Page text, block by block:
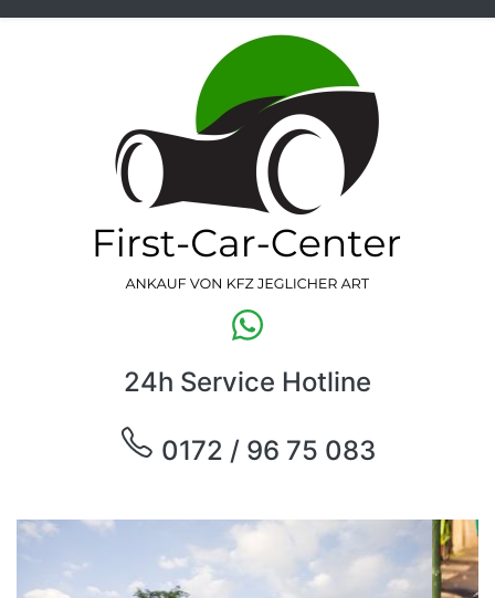
24h Service Hotline
0172 / 96 75 083